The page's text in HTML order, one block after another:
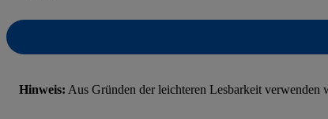
Hinweis: Aus Gründen der leichteren Lesbarkeit